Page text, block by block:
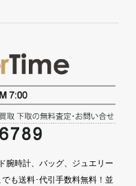
腕時計、バッグ、ジュエリー
も送料･代引手数料無料！並